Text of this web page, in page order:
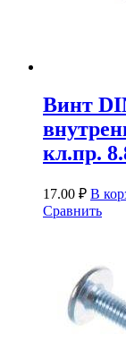
Винт
кл.пр.
17.00 ₽ В
Сравнить